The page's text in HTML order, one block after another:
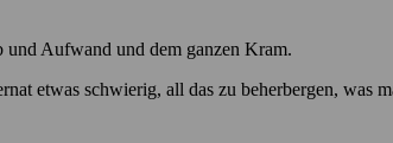
und Aufwand und dem ganzen Kram.
etwas schwierig, all das zu beherbergen, was